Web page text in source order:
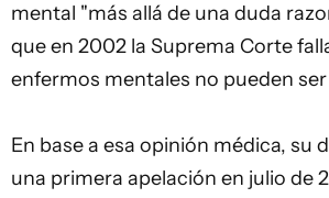
mental "más allá de una duda
que en 2002 la Suprema Corte
enfermos mentales no pueden
En base a esa opinión médica, su
una primera apelación en julio de